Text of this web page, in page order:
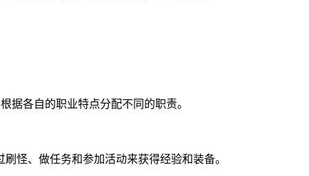
据各自的职业特点分配不同的职责。
怪、做任务和参加活动来获得经验和装备。